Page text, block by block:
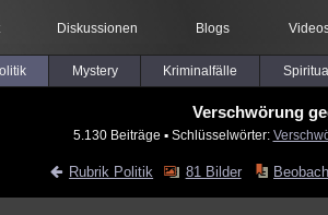
Diskussionen Blogs
Mystery Kriminalfälle
Verschwörung
5.130 Beiträge ▪ Schlüsselwörter:
Rubrik Politik 81 Bilder